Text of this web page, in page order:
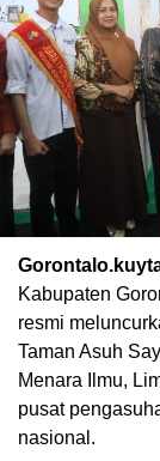
Kabupaten
resmi
Taman Asuh
Menara Ilmu,
pusat
nasional.